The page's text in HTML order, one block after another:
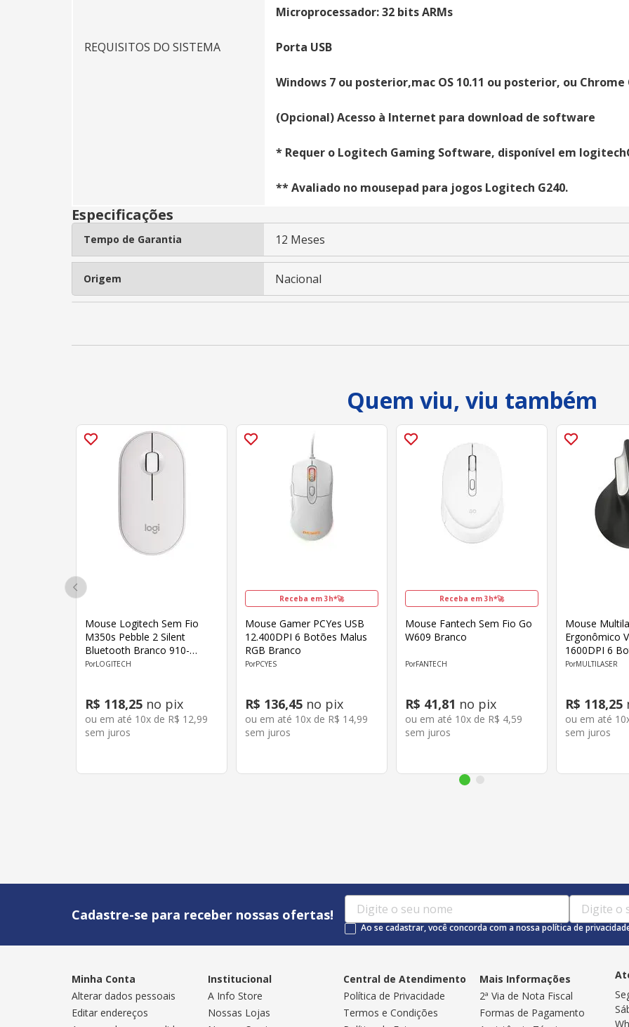
Microprocessador: 32 bits ARMs
REQUISITOS DO SISTEMA Porta USB
Windows 7 ou posterior,mac OS 10.11 ou posterior, ou Chrome
(Opcional) Acesso à Internet para download de software
* Requer o Logitech Gaming Software, disponível em
** Avaliado no mousepad para jogos Logitech G240.
Especificações
Tempo de Garantia 12 Meses
Origem Nacional
Quem viu, viu também
Mouse Logitech Sem Fio
M350s Pebble 2 Silent
Bluetooth Branco 910-
007047
LOGITECH
R$ 118,25 no pix
ou em até 10x de R$ 12,99
sem juros
Receba em 3h*🚀
Mouse Gamer PCYes USB
12.400DPI 6 Botões Malus
RGB Branco
PCYES
R$ 136,45 no pix
ou em até 10x de R$ 14,99
sem juros
Receba em 3h*🚀
Mouse Fantech Sem Fio Go
W609 Branco
FANTECH
R$ 41,81 no pix
ou em até 10x de R$ 4,59
sem juros
Mouse
Ergonômico
1600DPI 6
MULTILASER
R$ 118,25
ou em até 10
sem juros
Cadastre-se para receber nossas ofertas!
Ao se cadastrar, você concorda com a nossa política de
Minha Conta
Alterar dados pessoais
Editar endereços
Institucional
A Info Store
Nossas Lojas
Central de Atendimento
Política de Privacidade
Termos e Condições
Mais Informações
2ª Via de Nota Fiscal
Formas de Pagamento